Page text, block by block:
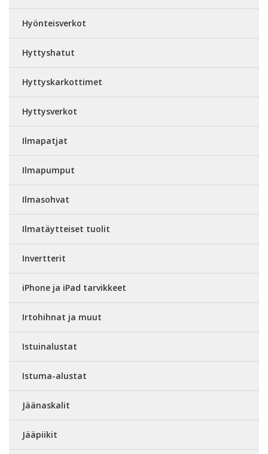
Hyönteisverkot
Hyttyshatut
Hyttyskarkottimet
Hyttysverkot
Ilmapatjat
Ilmapumput
Ilmasohvat
Ilmatäytteiset tuolit
Invertterit
iPhone ja iPad tarvikkeet
Irtohihnat ja muut
Istuinalustat
Istuma-alustat
Jäänaskalit
Jääpiikit